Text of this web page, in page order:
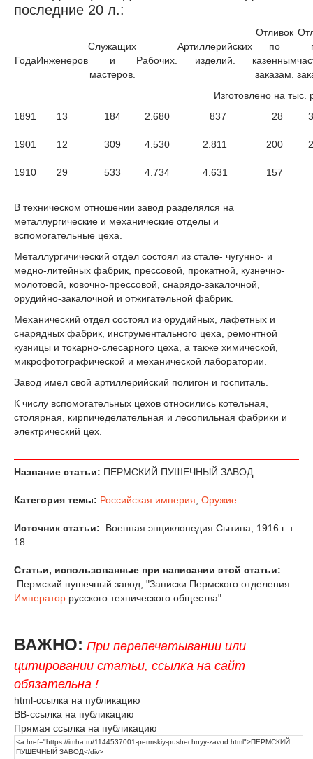
последние 20 л.:
ГодаИнженеров
Служащих
и
мастеров.
Рабочих.
Артиллерийских
изделий.
Отливок
по
казенным
заказам.
Изготовлено на тыс.
1891
13 184 2.680 837 28
1901 12 309 4.530 2.811 200
1910 29 533 4.734 4.631 157
В техническом отношении завод разделялся на
металлургические и механические отделы и
вспомогательные цеха.
Металлургичический отдел состоял из стале- чугунно- и
медно-литейных фабрик, прессовой, прокатной, кузнечно-
молотовой, ковочно-прессовой, снарядо-закалочной,
орудийно-закалочной и отжигательной фабрик.
Механический отдел состоял из орудийных, лафетных и
снарядных фабрик, инструментального цеха, ремонтной
кузницы и токарно-слесарного цеха, а также химической,
микрофотографической и механической лаборатории.
Завод имел свой артиллерийский полигон и госпиталь.
К числу вспомогательных цехов относились котельная,
столярная, кирпичеделательная и лесопильная фабрики и
электрический цех.
Название статьи: ПЕРМСКИЙ ПУШЕЧНЫЙ ЗАВОД
Категория темы: Российская империя, Оружие
Источник статьи:
Военная энциклопедия Сытина, 1916 г. т.
18
Статьи, использованные при написании этой статьи:
Пермский пушечный завод, "Записки Пермского отделения
Император русского технического общества"
ВАЖНО: При перепечатывании или
цитировании статьи, ссылка на сайт
обязательна !
html-ссылка на публикацию
BB-ссылка на публикацию
Прямая ссылка на публикацию